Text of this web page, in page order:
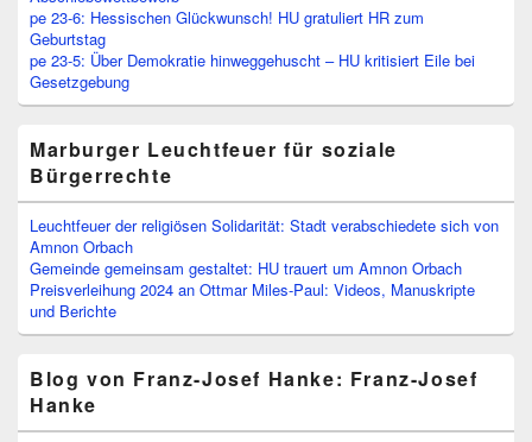
pe 23-6: Hessischen Glückwunsch! HU gratuliert HR zum
Geburtstag
pe 23-5: Über Demokratie hinweggehuscht – HU kritisiert Eile bei
Gesetzgebung
Marburger Leuchtfeuer für soziale
Bürgerrechte
Leuchtfeuer der religiösen Solidarität: Stadt verabschiedete sich von
Amnon Orbach
Gemeinde gemeinsam gestaltet: HU trauert um Amnon Orbach
Preisverleihung 2024 an Ottmar Miles-Paul: Videos, Manuskripte
und Berichte
Blog von Franz-Josef Hanke: Franz-Josef
Hanke